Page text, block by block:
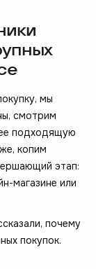
мы
смотрим
подходящую
копим
этап:
магазине или
почему
покупок.